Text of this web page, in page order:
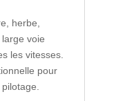
herbe,
voie
les vitesses.
pour